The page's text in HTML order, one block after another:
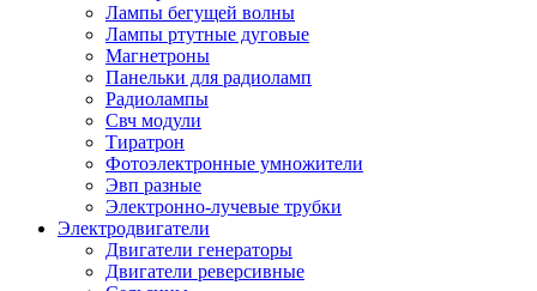
Лампы бегущей волны
Лампы ртутные дуговые
Магнетроны
Панельки для радиоламп
Радиолампы
Свч модули
Тиратрон
Фотоэлектронные умножители
Эвп разные
Электронно-лучевые трубки
Электродвигатели
Двигатели генераторы
Двигатели реверсивные